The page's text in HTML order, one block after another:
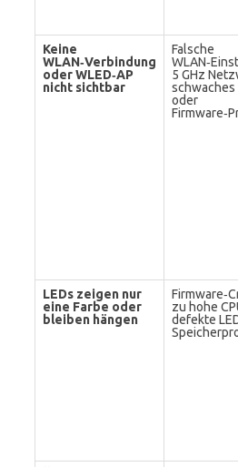
Keine
WLAN‑Verbindung
oder WLED‑AP
nicht sichtbar
Falsche
5 GHz
schwaches
oder
LEDs zeigen nur
eine Farbe oder
bleiben hängen
zu hohe
defekte